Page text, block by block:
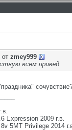
zmey999
всем привед
Expression 2009 г.в.
8v 5МТ Privilege 2014